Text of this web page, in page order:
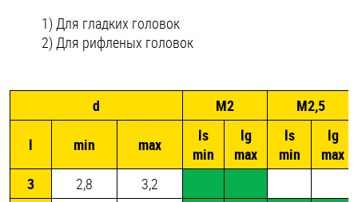
1) Для гладких головок
2) Для рифленых головок
d M2 M2,5
l min max
ls
min
lg
max
ls
min
lg
max
3
2,8
3,2